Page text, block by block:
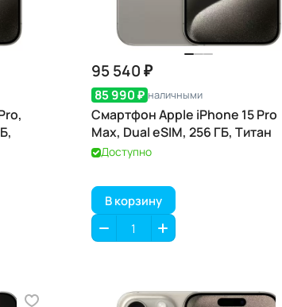
95 540 ₽
85 990 ₽ наличными
Смартфон Apple iPhone 15 Pro
Max, Dual eSIM, 256 ГБ, Титан
Доступно
В корзину